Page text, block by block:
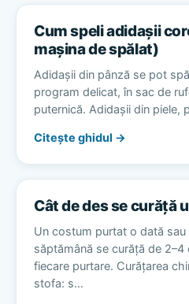
Cum speli adidașii
mașina de spălat)
Adidașii din pânză se pot
program delicat, în sac de
puternică. Adidașii din piele,
Citește ghidul →
Cât de des se curăță
Un costum purtat o dată
săptămână se curăță de 2–4
fiecare purtare. Curățarea
stofa: s…